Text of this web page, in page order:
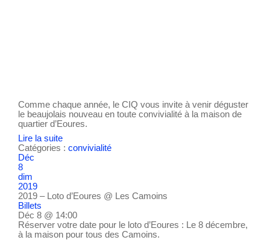
Comme chaque année, le CIQ vous invite à venir déguster
le beaujolais nouveau en toute convivialité à la maison de
quartier d’Eoures.
Lire la suite
Catégories : convivialité
Déc
8
dim
2019
2019 – Loto d’Eoures @ Les Camoins
Billets
Déc 8 @ 14:00
Réserver votre date pour le loto d’Eoures : Le 8 décembre,
à la maison pour tous des Camoins.